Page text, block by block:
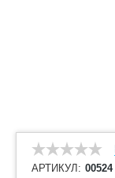
АРТИКУЛ: 00524